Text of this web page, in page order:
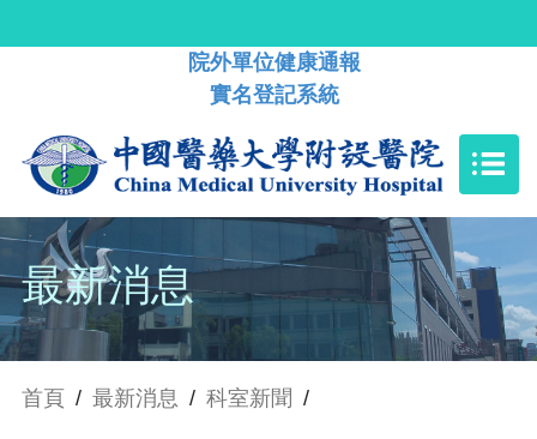
院外單位健康通報
實名登記系統
最新消息
首頁 / 最新消息 / 科室新聞 /